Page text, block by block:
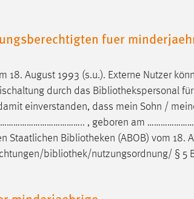
fuer
18. August 1993 (s.u.). Externe Nutzer
durch das Bibliothekspersonal
einverstanden, dass mein Sohn /
, geboren am
Staatlichen Bibliotheken (ABOB) vom 18.
bibliothek/nutzungsordnung/ § 5
anzuzeigen.
Websites